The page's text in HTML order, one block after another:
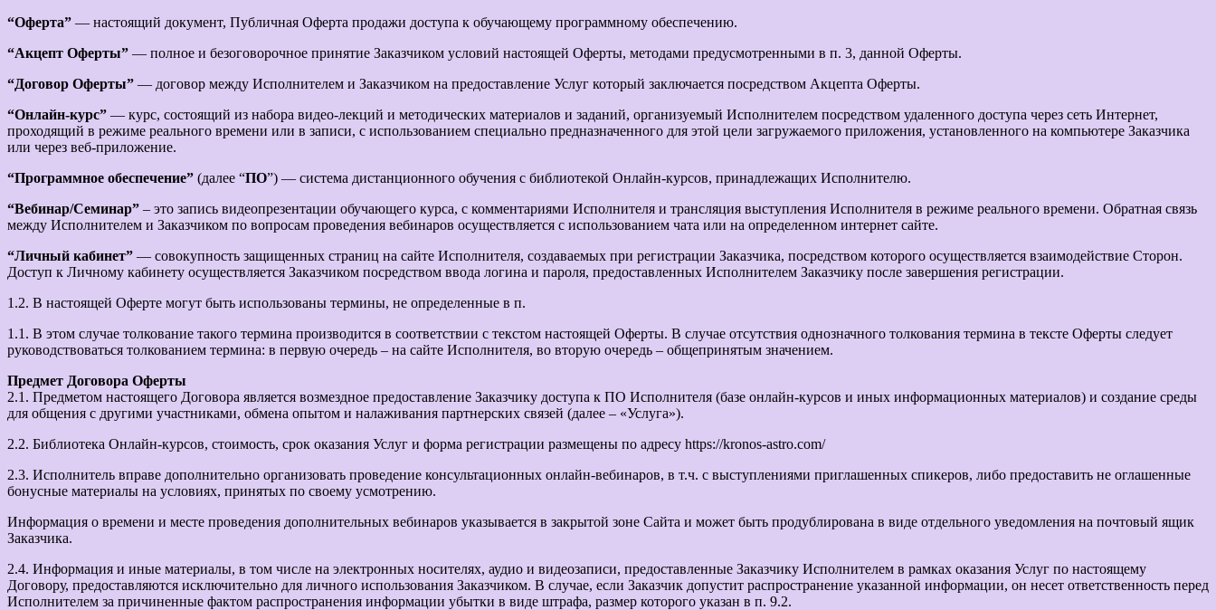
“Оферта” — настоящий документ, Публичная Оферта продажи доступа к обучающему программному обеспечению.
“Акцепт Оферты” — полное и безоговорочное принятие Заказчиком условий настоящей Оферты, методами предусмотренными в п. 3, данной Оферты.
“Договор Оферты” — договор между Исполнителем и Заказчиком на предоставление Услуг который заключается посредством Акцепта Оферты.
“Онлайн-курс” — курс, состоящий из набора видео-лекций и методических материалов и заданий, организуемый Исполнителем посредством удаленного доступа через сеть Интернет,
проходящий в режиме реального времени или в записи, с использованием специально предназначенного для этой цели загружаемого приложения, установленного на компьютере Заказчика
или через веб-приложение.
“Программное обеспечение” (далее “ПО”) — система дистанционного обучения с библиотекой Онлайн-курсов, принадлежащих Исполнителю.
“Вебинар/Семинар” – это запись видеопрезентации обучающего курса, с комментариями Исполнителя и трансляция выступления Исполнителя в режиме реального времени. Обратная связь
между Исполнителем и Заказчиком по вопросам проведения вебинаров осуществляется с использованием чата или на определенном интернет сайте.
“Личный кабинет” — совокупность защищенных страниц на сайте Исполнителя, создаваемых при регистрации Заказчика, посредством которого осуществляется взаимодействие Сторон.
Доступ к Личному кабинету осуществляется Заказчиком посредством ввода логина и пароля, предоставленных Исполнителем Заказчику после завершения регистрации.
1.2. В настоящей Оферте могут быть использованы термины, не определенные в п.
1.1. В этом случае толкование такого термина производится в соответствии с текстом настоящей Оферты. В случае отсутствия однозначного толкования термина в тексте Оферты следует
руководствоваться толкованием термина: в первую очередь – на сайте Исполнителя, во вторую очередь – общепринятым значением.
Предмет Договора Оферты
2.1. Предметом настоящего Договора является возмездное предоставление Заказчику доступа к ПО Исполнителя (базе онлайн-курсов и иных информационных материалов) и создание среды
для общения с другими участниками, обмена опытом и налаживания партнерских связей (далее – «Услуга»).
2.2. Библиотека Онлайн-курсов, стоимость, срок оказания Услуг и форма регистрации размещены по адресу https://kronos-astro.com/
2.3. Исполнитель вправе дополнительно организовать проведение консультационных онлайн-вебинаров, в т.ч. с выступлениями приглашенных спикеров, либо предоставить не оглашенные
бонусные материалы на условиях, принятых по своему усмотрению.
Информация о времени и месте проведения дополнительных вебинаров указывается в закрытой зоне Сайта и может быть продублирована в виде отдельного уведомления на почтовый ящик
Заказчика.
2.4. Информация и иные материалы, в том числе на электронных носителях, аудио и видеозаписи, предоставленные Заказчику Исполнителем в рамках оказания Услуг по настоящему
Договору, предоставляются исключительно для личного использования Заказчиком. В случае, если Заказчик допустит распространение указанной информации, он несет ответственность перед
Исполнителем за причиненные фактом распространения информации убытки в виде штрафа, размер которого указан в п. 9.2.